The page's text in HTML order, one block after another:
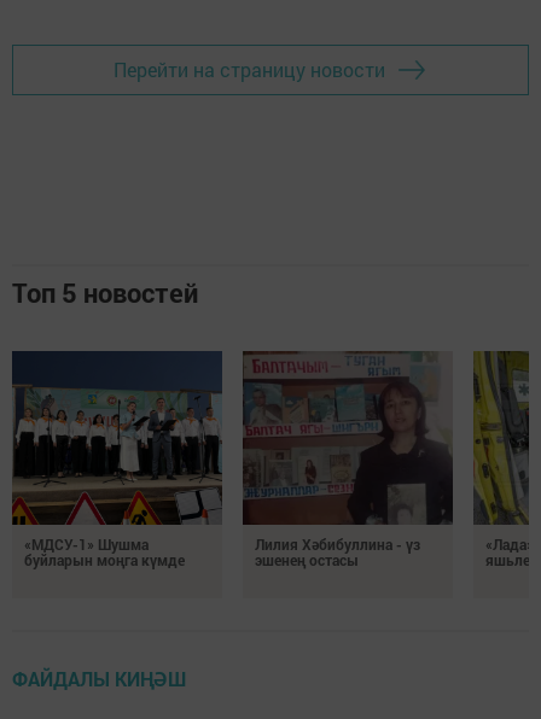
Перейти на страницу новости
Топ 5 новостей
«МДСУ-1» Шушма
буйларын моңга күмде
Лилия Хәбибуллина - үз
эшенең остасы
«Лада»
ФАЙДАЛЫ КИҢӘШ